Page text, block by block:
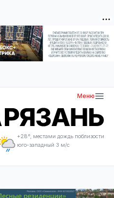
Меню
+28°, местами дождь поблизости
юго-западный 3 м/с